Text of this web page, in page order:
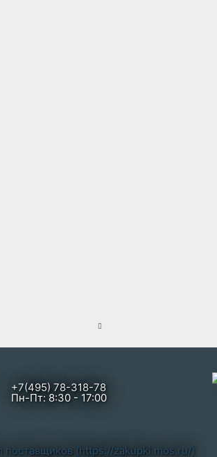
+7(495) 78-318-78
Пн-Пт: 8:30 - 17:00